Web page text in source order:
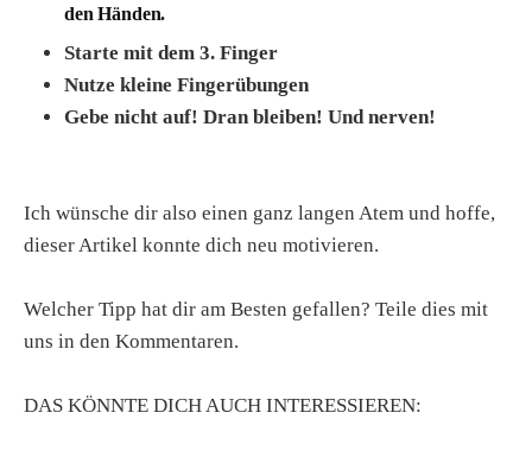
den Händen.
Starte mit dem 3. Finger
Nutze kleine Fingerübungen
Gebe nicht auf! Dran bleiben! Und nerven!
Ich wünsche dir also einen ganz langen Atem und hoffe,
dieser Artikel konnte dich neu motivieren.
Welcher Tipp hat dir am Besten gefallen? Teile dies mit
uns in den Kommentaren.
DAS KÖNNTE DICH AUCH INTERESSIEREN: